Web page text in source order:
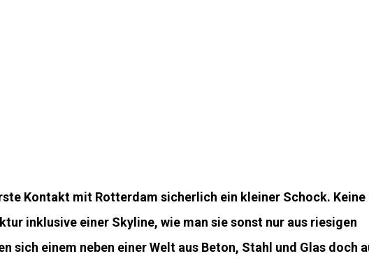
Kontakt mit Rotterdam sicherlich ein kleiner Schock. Keine
inklusive einer Skyline, wie man sie sonst nur aus riesigen
einem neben einer Welt aus Beton, Stahl und Glas doch